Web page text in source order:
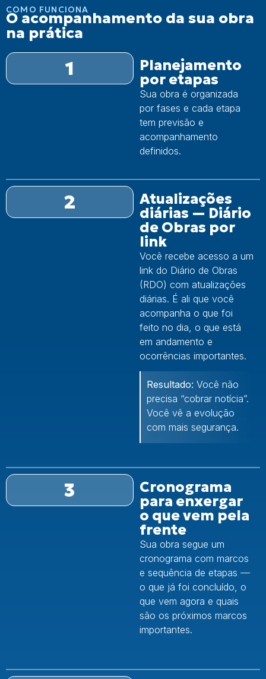
COMO FUNCIONA
O acompanhamento da sua obra
na prática
1
Planejamento
por etapas
Sua obra é organizada
por fases e cada etapa
tem previsão e
acompanhamento
definidos.
2
Atualizações
diárias — Diário
de Obras por
link
Você recebe acesso a um
link do Diário de Obras
(RDO) com atualizações
diárias. É ali que você
acompanha o que foi
feito no dia, o que está
em andamento e
ocorrências importantes.
Resultado: Você não
precisa “cobrar notícia”.
Você vê a evolução
com mais segurança.
3
Cronograma
para enxergar
o que vem pela
frente
Sua obra segue um
cronograma com marcos
e sequência de etapas —
o que já foi concluído, o
que vem agora e quais
são os próximos marcos
importantes.